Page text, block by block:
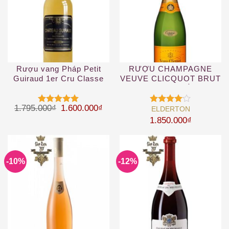
Rượu vang Pháp Petit
Guiraud 1er Cru Classe
Được xếp
1.795.000₫ Giá gốc là: 1.795.000₫.
1.600.000₫ Giá hiện tại là: 1.600.000₫.
RƯỢU CHAMPAGNE
VEUVE CLICQUOT BRUT
Được
xếp hạng
ELDERTON
1.850.000₫
-10% -12%